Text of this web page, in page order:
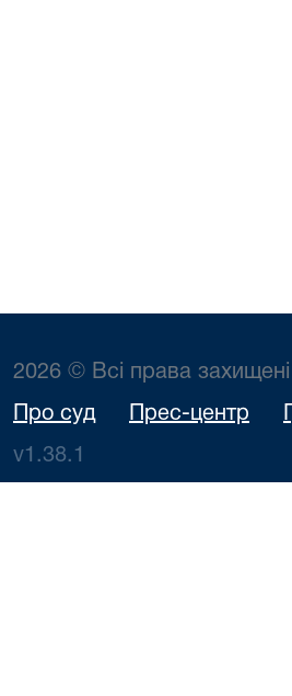
2026 © Всі права захищені
Про суд Прес-центр
v1.38.1